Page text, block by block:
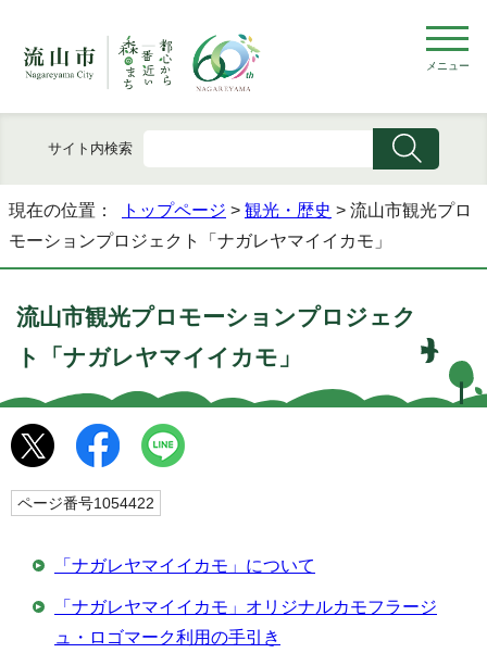
メニュー
サイト内検索
現在の位置： トップページ > 観光・歴史 > 流山市観光プロ
モーションプロジェクト「ナガレヤマイイカモ」
流山市観光プロモーションプロジェク
ト「ナガレヤマイイカモ」
ページ番号1054422
「ナガレヤマイイカモ」について
「ナガレヤマイイカモ」オリジナルカモフラージ
ュ・ロゴマーク利用の手引き